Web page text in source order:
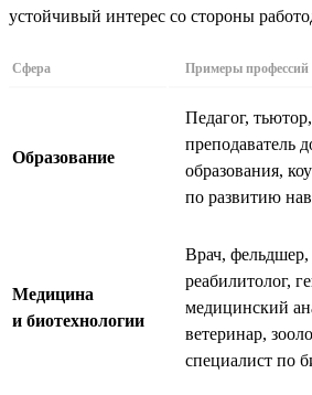
устойчивый интерес со стороны
Сфера Примеры профессий
Образование
Педагог,
преподаватель
образования,
по развитию
Медицина
и биотехнологии
Врач, фельдшер,
реабилитолог,
медицинский
ветеринар,
специалист по